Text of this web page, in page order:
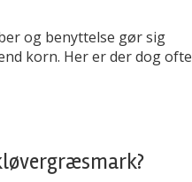
og benyttelse gør sig
korn. Her er der dog ofte